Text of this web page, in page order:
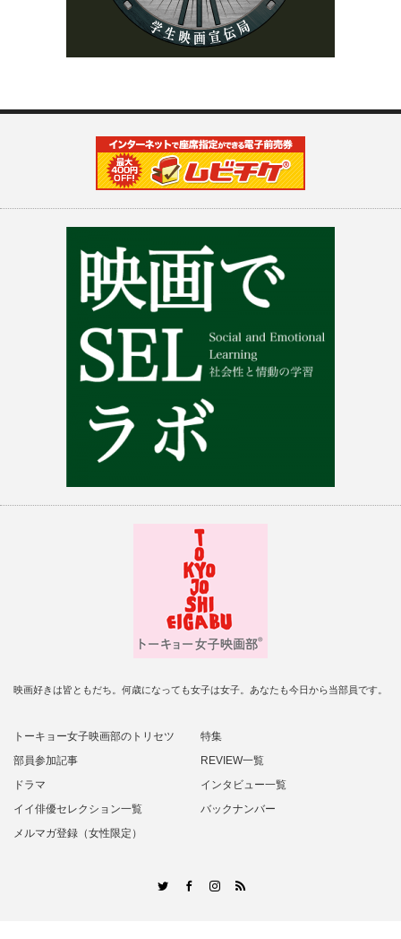
映画好きは皆ともだち。何歳になっても女子は女子。あなたも今日から当部員です。
トーキョー女子映画部のトリセツ
特集
部員参加記事
REVIEW一覧
ドラマ
インタビュー一覧
イイ俳優セレクション一覧
バックナンバー
メルマガ登録（女性限定）
TwitterFacebookInstagram
RSS